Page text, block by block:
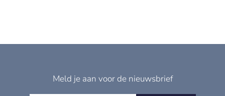
Meld je aan voor de nieuwsbrief